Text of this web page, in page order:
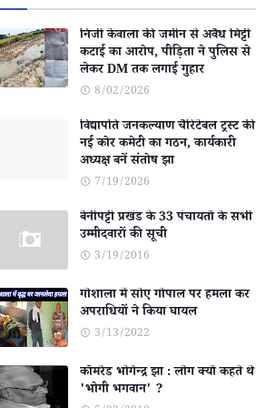
निजी केवाला की जमीन से अवैध मिट्टी
कटाई का आरोप, पीड़िता ने पुलिस से
लेकर DM तक लगाई गुहार
8/02/2026
विद्यापति जनकल्याण चैरिटेबल ट्रस्ट की
नई कोर कमेटी का गठन, कार्यकारी
अध्यक्ष बनें संतोष झा
7/19/2026
बेनीपट्टी प्रखंड के 33 पंचायतों के सभी
उम्मीदवारों की सूची
3/19/2016
गोशाला में सोए गोपाल पर हमला कर
अपराधियों ने किया घायल
3/13/2022
कॉमरेड भोगेन्द्र झा : लोग क्यों कहते थे
'भोगी भगवान' ?